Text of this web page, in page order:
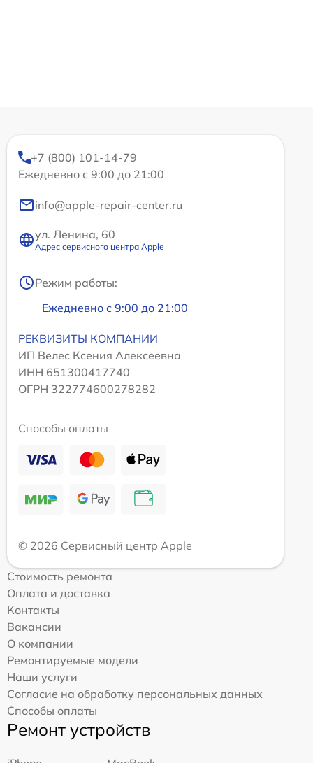
+7 (800) 101-14-79
Ежедневно с 9:00 до 21:00
info@apple-repair-center.ru
ул. Ленина, 60
Адрес сервисного центра Apple
Режим работы:
Ежедневно с 9:00 до 21:00
РЕКВИЗИТЫ КОМПАНИИ
ИП Велес Ксения Алексеевна
ИНН 651300417740
ОГРН 322774600278282
Способы оплаты
© 2026 Сервисный центр Apple
Стоимость ремонта
Оплата и доставка
Контакты
Вакансии
О компании
Ремонтируемые модели
Наши услуги
Согласие на обработку персональных данных
Способы оплаты
Ремонт устройств